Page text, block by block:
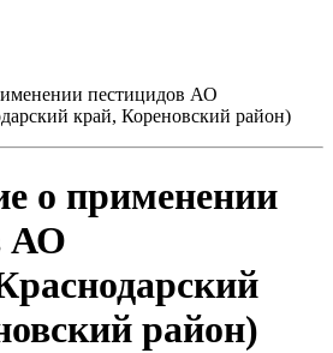
пестицидов АО
край, Кореновский район)
о применении
АО
район)